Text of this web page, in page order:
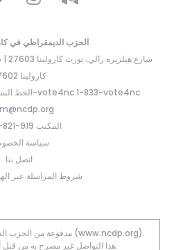
الحزب الديمقراطي في
كارولينا 27602
الخط الساخن لمساعدة الناخبين: 1-833-vote4nc 1-833-vote4nc
المكتب 919-821-2777
سياسة
اتصل بنا
شروط المراسلة عبر
مدفوعة من الحزب الديمقراطي في كارولينا الشمالية (www.ncdp.org).
هذا التواصل غير مصرح به من قبل أي مرشح أو لجنة مرشح.